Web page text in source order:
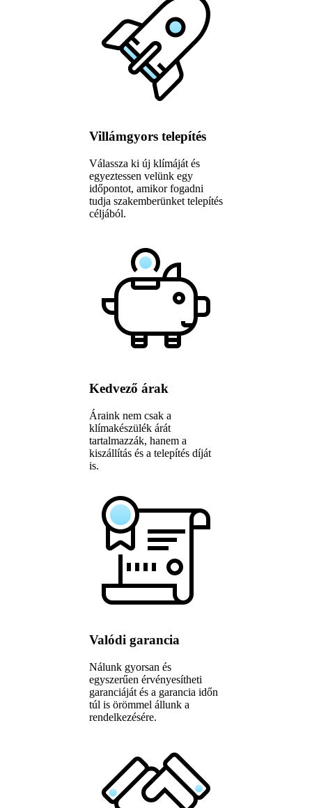
Villámgyors telepítés
Válassza ki új klímáját és
egyeztessen velünk egy
időpontot, amikor fogadni
tudja szakemberünket telepítés
céljából.
Kedvező árak
Áraink nem csak a
klímakészülék árát
tartalmazzák, hanem a
kiszállítás és a telepítés díját
is.
Valódi garancia
Nálunk gyorsan és
egyszerűen érvényesítheti
garanciáját és a garancia időn
túl is örömmel állunk a
rendelkezésére.